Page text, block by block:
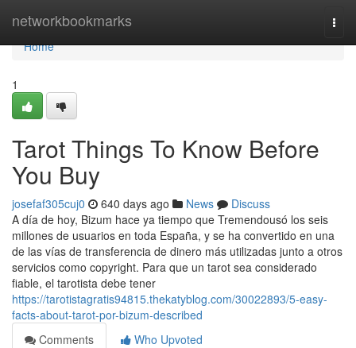
networkbookmarks
Home
Home
1
Tarot Things To Know Before
You Buy
josefaf305cuj0 640 days ago News
Discuss
A día de hoy, Bizum hace ya tiempo que Tremendousó los seis
millones de usuarios en toda España, y se ha convertido en una
de las vías de transferencia de dinero más utilizadas junto a otros
servicios como copyright. Para que un tarot sea considerado
fiable, el tarotista debe tener
https://tarotistagratis94815.thekatyblog.com/30022893/5-easy-
facts-about-tarot-por-bizum-described
Comments
Who Upvoted